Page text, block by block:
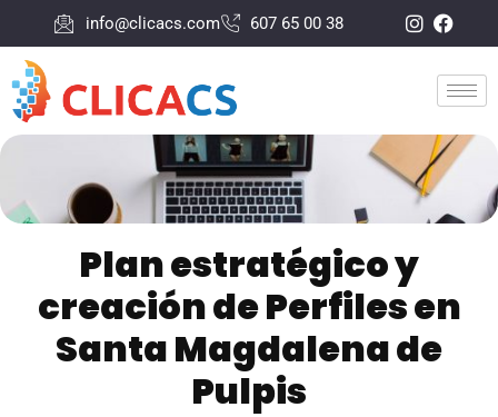
info@clicacs.com 607 65 00 38
Plan estratégico y
creación de Perfiles en
Santa Magdalena de
Pulpis